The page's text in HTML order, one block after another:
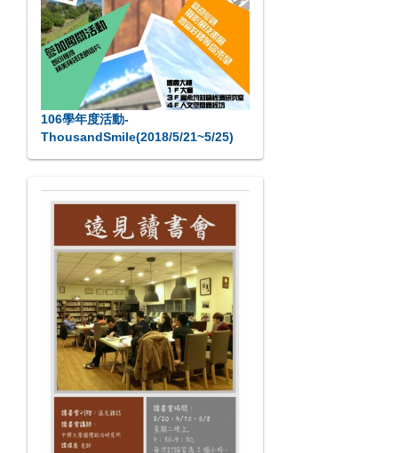
106學年度活動-
ThousandSmile(2018/5/21~5/25)